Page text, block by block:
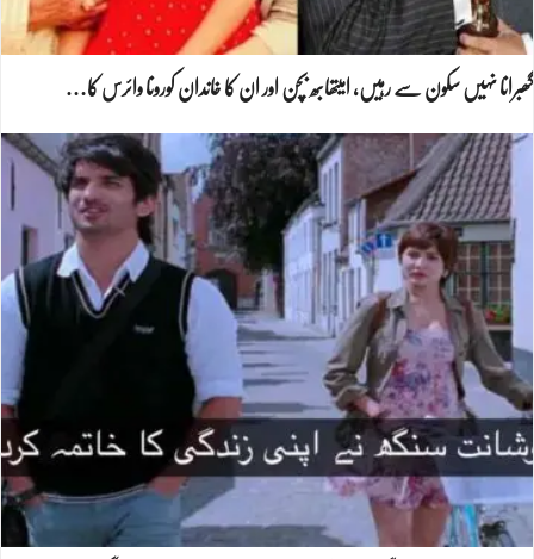
گھبرانا نہیں سکون سے رہیں، امیتھابھ بچن اور ان کا خاندان کورونا وائرس کا…